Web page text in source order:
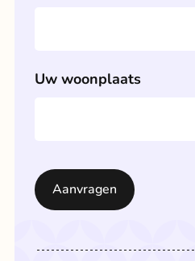
Uw woonplaats